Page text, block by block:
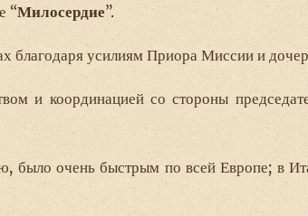
“Милосердие”.
благодаря усилиям Приора Миссии и
и координацией со стороны
было очень быстрым по всей Европе; в